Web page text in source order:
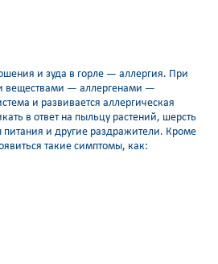
и зуда в горле — аллергия. При
веществами — аллергенами —
и развивается аллергическая
в ответ на пыльцу растений, шерсть
и другие раздражители. Кроме
такие симптомы, как: